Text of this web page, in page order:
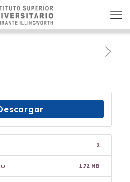
herramientas
2
1.72 MB